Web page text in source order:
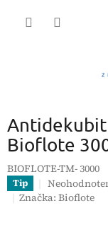
Bioflote
BIOFLOTE-TM- 3000
Tip
Priemerné
hodnotenie
Značka:Bioflote